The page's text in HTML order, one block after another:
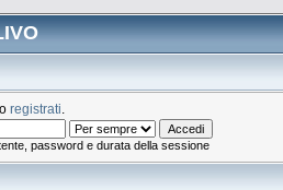
o registrati
password e durata della sessione